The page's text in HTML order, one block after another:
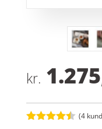
kr.
(4